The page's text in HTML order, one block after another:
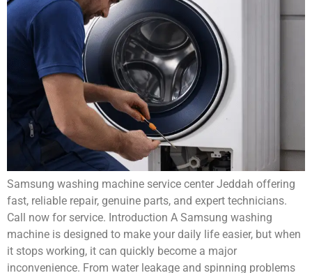
Samsung washing machine service center Jeddah offering
fast, reliable repair, genuine parts, and expert technicians.
Call now for service. Introduction A Samsung washing
machine is designed to make your daily life easier, but when
it stops working, it can quickly become a major
inconvenience. From water leakage and spinning problems